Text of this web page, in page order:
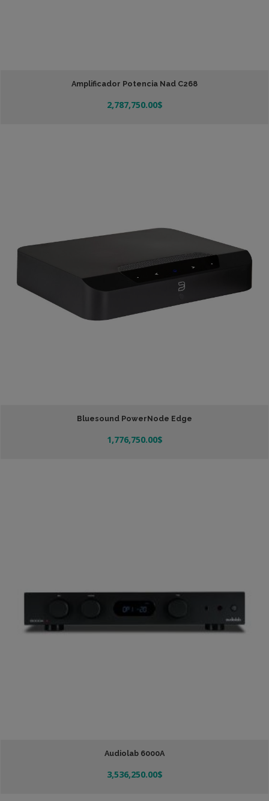
Amplificador Potencia Nad C268
2,787,750.00$
Añadir Al Carrito
Bluesound PowerNode Edge
1,776,750.00$
Añadir Al Carrito
Audiolab 6000A
3,536,250.00$
Añadir Al Carrito